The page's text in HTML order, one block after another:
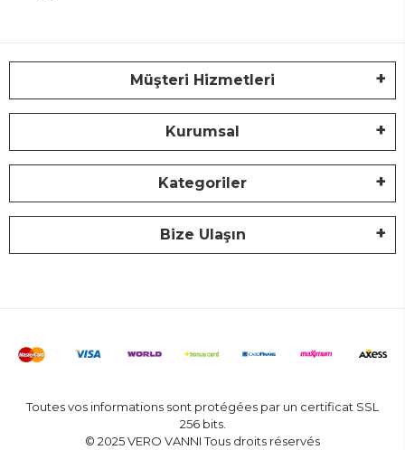
Müşteri Hizmetleri
Kurumsal
Kategoriler
Bize Ulaşın
Toutes vos informations sont protégées par un certificat SSL
256 bits.
© 2025 VERO VANNI Tous droits réservés